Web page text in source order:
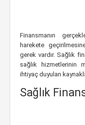
Finansmanın
harekete
gerek vardır. Sağlık
sağlık hizmetlerinin
ihtiyaç duyulan
Sağlık